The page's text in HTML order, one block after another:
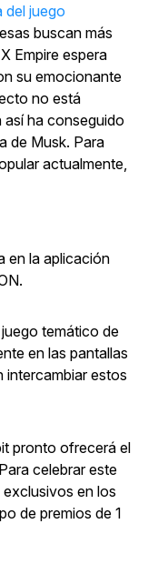
del juego
buscan más
X Empire espera
su emocionante
no está
ha conseguido
de Musk. Para
actualmente,
en la aplicación
temático de
en las pantallas
intercambiar estos
pronto ofrecerá el
celebrar este
en los
de premios de 1